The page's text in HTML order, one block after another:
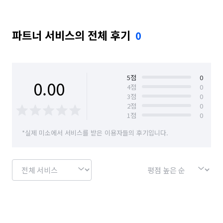
파트너 서비스의 전체 후기 0
0.00 5점
0
4점
0
3점
0
2점
0
1점
0
*실제 미소에서 서비스를 받은 이용자들의 후기입니다.